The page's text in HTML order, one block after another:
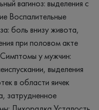
вагиноз: выделения с
Воспалительные
боль внизу живота,
при половом акте
у мужчин:
выделения
в области яичек
затрудненное